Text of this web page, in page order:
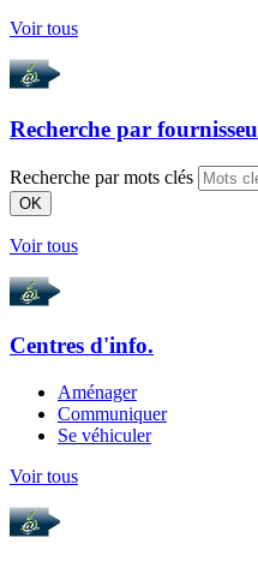
Voir tous
Recherche par
Recherche par mots clés
OK
Voir tous
Centres d'info.
Aménager
Communiquer
Se véhiculer
Voir tous